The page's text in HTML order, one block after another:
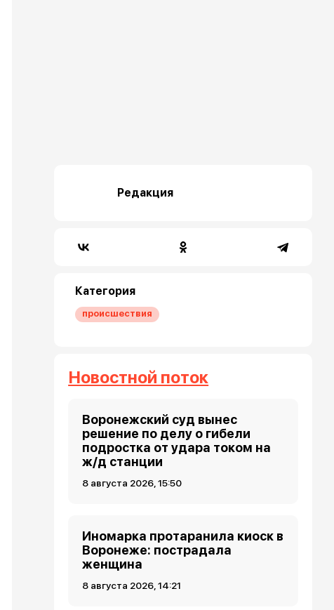
Редакция
Категория
происшествия
Новостной поток
Воронежский суд вынес
решение по делу о гибели
подростка от удара током на
ж/д станции
8 августа 2026, 15:50
Иномарка протаранила киоск в
Воронеже: пострадала
женщина
8 августа 2026, 14:21